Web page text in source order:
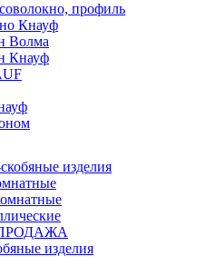
профиль
Кнауф
Волма
Кнауф
изделия
изделия